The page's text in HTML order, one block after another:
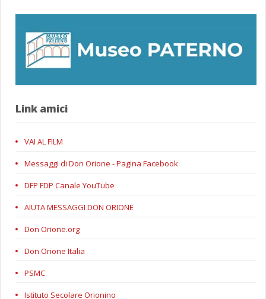
Link amici
VAI AL FILM
Messaggi di Don Orione - Pagina Facebook
DFP FDP Canale YouTube
AIUTA MESSAGGI DON ORIONE
Don Orione.org
Don Orione Italia
PSMC
Istituto Secolare Orionino